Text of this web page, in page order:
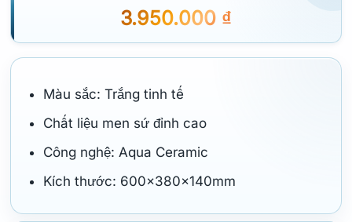
3.950.000 ₫
Màu sắc: Trắng tinh tế
Chất liệu men sứ đỉnh cao
Công nghệ: Aqua Ceramic
Kích thước: 600x380x140mm